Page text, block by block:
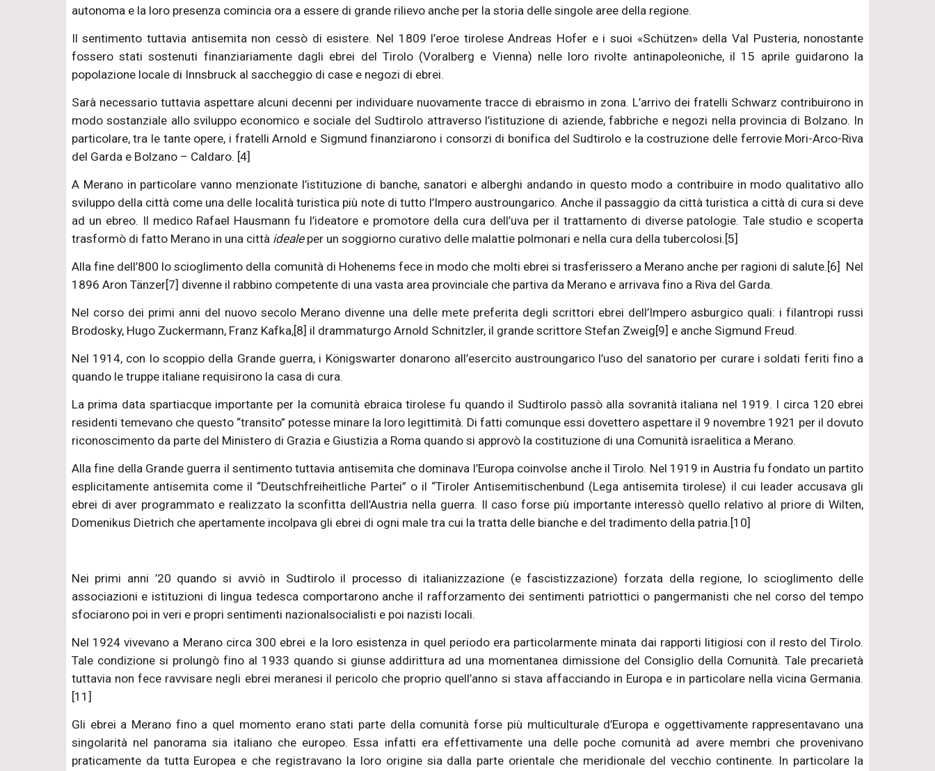
autonoma e la loro presenza comincia ora a essere di grande rilievo anche per la storia delle singole aree della regione.
Il sentimento tuttavia antisemita non cessò di esistere. Nel 1809 l’eroe tirolese Andreas Hofer e i suoi «Schützen» della Val Pusteria, nonostante
fossero stati sostenuti finanziariamente dagli ebrei del Tirolo (Voralberg e Vienna) nelle loro rivolte antinapoleoniche, il 15 aprile guidarono la
popolazione locale di Innsbruck al saccheggio di case e negozi di ebrei.
Sarà necessario tuttavia aspettare alcuni decenni per individuare nuovamente tracce di ebraismo in zona. L’arrivo dei fratelli Schwarz contribuirono in
modo sostanziale allo sviluppo economico e sociale del Sudtirolo attraverso l’istituzione di aziende, fabbriche e negozi nella provincia di Bolzano. In
particolare, tra le tante opere, i fratelli Arnold e Sigmund finanziarono i consorzi di bonifica del Sudtirolo e la costruzione delle ferrovie Mori-Arco-Riva
del Garda e Bolzano – Caldaro. [4]
A Merano in particolare vanno menzionate l’istituzione di banche, sanatori e alberghi andando in questo modo a contribuire in modo qualitativo allo
sviluppo della città come una delle località turistica più note di tutto l’Impero austroungarico. Anche il passaggio da città turistica a città di cura si deve
ad un ebreo. Il medico Rafael Hausmann fu l’ideatore e promotore della cura dell’uva per il trattamento di diverse patologie. Tale studio e scoperta
trasformò di fatto Merano in una città idealeper un soggiorno curativo delle malattie polmonari e nella cura della tubercolosi.[5]
Alla fine dell’800 lo scioglimento della comunità di Hohenems fece in modo che molti ebrei si trasferissero a Merano anche per ragioni di salute.[6] Nel
1896 Aron Tänzer[7] divenne il rabbino competente di una vasta area provinciale che partiva da Merano e arrivava fino a Riva del Garda.
Nel corso dei primi anni del nuovo secolo Merano divenne una delle mete preferita degli scrittori ebrei dell’Impero asburgico quali: i filantropi russi
Brodosky, Hugo Zuckermann, Franz Kafka,[8] il drammaturgo Arnold Schnitzler, il grande scrittore Stefan Zweig[9] e anche Sigmund Freud.
Nel 1914, con lo scoppio della Grande guerra, i Königswarter donarono all’esercito austroungarico l’uso del sanatorio per curare i soldati feriti fino a
quando le truppe italiane requisirono la casa di cura.
La prima data spartiacque importante per la comunità ebraica tirolese fu quando il Sudtirolo passò alla sovranità italiana nel 1919. I circa 120 ebrei
residenti temevano che questo “transito” potesse minare la loro legittimità. Di fatti comunque essi dovettero aspettare il 9 novembre 1921 per il dovuto
riconoscimento da parte del Ministero di Grazia e Giustizia a Roma quando si approvò la costituzione di una Comunità israelitica a Merano.
Alla fine della Grande guerra il sentimento tuttavia antisemita che dominava l’Europa coinvolse anche il Tirolo. Nel 1919 in Austria fu fondato un partito
esplicitamente antisemita come il “Deutschfreiheitliche Partei” o il “Tiroler Antisemitischenbund (Lega antisemita tirolese) il cui leader accusava gli
ebrei di aver programmato e realizzato la sconfitta dell’Austria nella guerra. Il caso forse più importante interessò quello relativo al priore di Wilten,
Domenikus Dietrich che apertamente incolpava gli ebrei di ogni male tra cui la tratta delle bianche e del tradimento della patria.[10]
Nei primi anni ’20 quando si avviò in Sudtirolo il processo di italianizzazione (e fascistizzazione) forzata della regione, lo scioglimento delle
associazioni e istituzioni di lingua tedesca comportarono anche il rafforzamento dei sentimenti patriottici o pangermanisti che nel corso del tempo
sfociarono poi in veri e propri sentimenti nazionalsocialisti e poi nazisti locali.
Nel 1924 vivevano a Merano circa 300 ebrei e la loro esistenza in quel periodo era particolarmente minata dai rapporti litigiosi con il resto del Tirolo.
Tale condizione si prolungò fino al 1933 quando si giunse addirittura ad una momentanea dimissione del Consiglio della Comunità. Tale precarietà
tuttavia non fece ravvisare negli ebrei meranesi il pericolo che proprio quell’anno si stava affacciando in Europa e in particolare nella vicina Germania.
[11]
Gli ebrei a Merano fino a quel momento erano stati parte della comunità forse più multiculturale d’Europa e oggettivamente rappresentavano una
singolarità nel panorama sia italiano che europeo. Essa infatti era effettivamente una delle poche comunità ad avere membri che provenivano
praticamente da tutta Europea e che registravano la loro origine sia dalla parte orientale che meridionale del vecchio continente. In particolare la